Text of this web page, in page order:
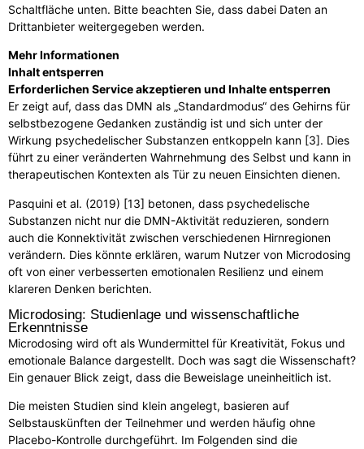
Schaltfläche unten. Bitte beachten Sie, dass dabei Daten an
Drittanbieter weitergegeben werden.
Mehr Informationen
Inhalt entsperren
Erforderlichen Service akzeptieren und Inhalte entsperren
Er zeigt auf, dass das DMN als „Standardmodus“ des Gehirns für
selbstbezogene Gedanken zuständig ist und sich unter der
Wirkung psychedelischer Substanzen entkoppeln kann [3]. Dies
führt zu einer veränderten Wahrnehmung des Selbst und kann in
therapeutischen Kontexten als Tür zu neuen Einsichten dienen.
Pasquini et al. (2019) [13] betonen, dass psychedelische
Substanzen nicht nur die DMN-Aktivität reduzieren, sondern
auch die Konnektivität zwischen verschiedenen Hirnregionen
verändern. Dies könnte erklären, warum Nutzer von Microdosing
oft von einer verbesserten emotionalen Resilienz und einem
klareren Denken berichten.
Microdosing: Studienlage und wissenschaftliche
Erkenntnisse
Microdosing wird oft als Wundermittel für Kreativität, Fokus und
emotionale Balance dargestellt. Doch was sagt die Wissenschaft?
Ein genauer Blick zeigt, dass die Beweislage uneinheitlich ist.
Die meisten Studien sind klein angelegt, basieren auf
Selbstauskünften der Teilnehmer und werden häufig ohne
Placebo-Kontrolle durchgeführt. Im Folgenden sind die